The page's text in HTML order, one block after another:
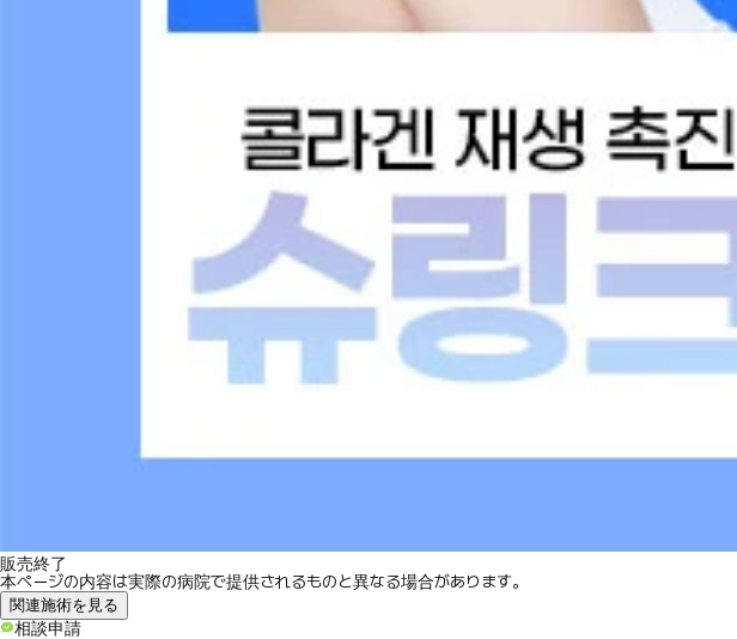
販売終了
本ページの内容は実際の病院で提供されるものと異なる場合があります。
関連施術を見る
相談申請